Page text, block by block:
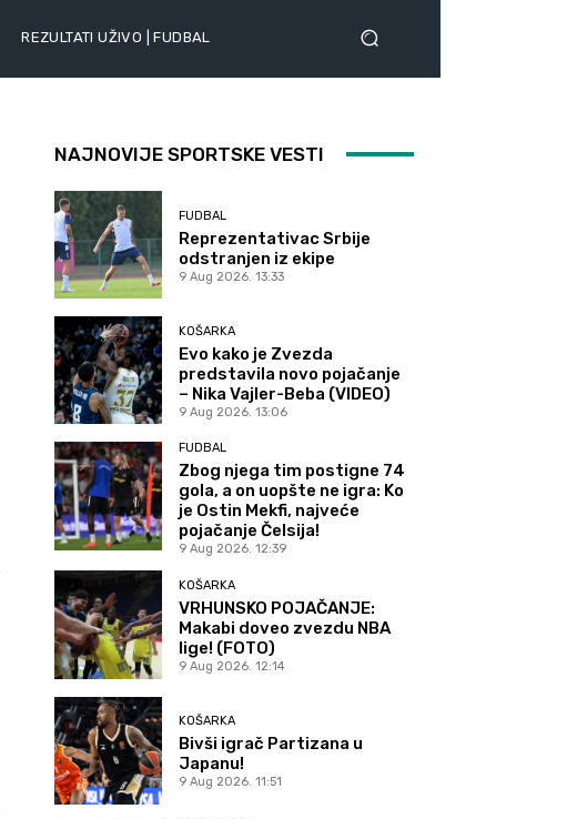
REZULTATI UŽIVO | FUDBAL
NAJNOVIJE SPORTSKE VESTI
FUDBAL
Reprezentativac Srbije
odstranjen iz ekipe
9 Aug 2026. 13:33
KOŠARKA
Evo kako je Zvezda
predstavila novo pojačanje
– Nika Vajler-Beba (VIDEO)
9 Aug 2026. 13:06
FUDBAL
Zbog njega tim postigne 74
gola, a on uopšte ne igra: Ko
je Ostin Mekfi, najveće
pojačanje Čelsija!
9 Aug 2026. 12:39
KOŠARKA
VRHUNSKO POJAČANJE:
Makabi doveo zvezdu NBA
lige! (FOTO)
9 Aug 2026. 12:14
KOŠARKA
Bivši igrač Partizana u
Japanu!
9 Aug 2026. 11:51